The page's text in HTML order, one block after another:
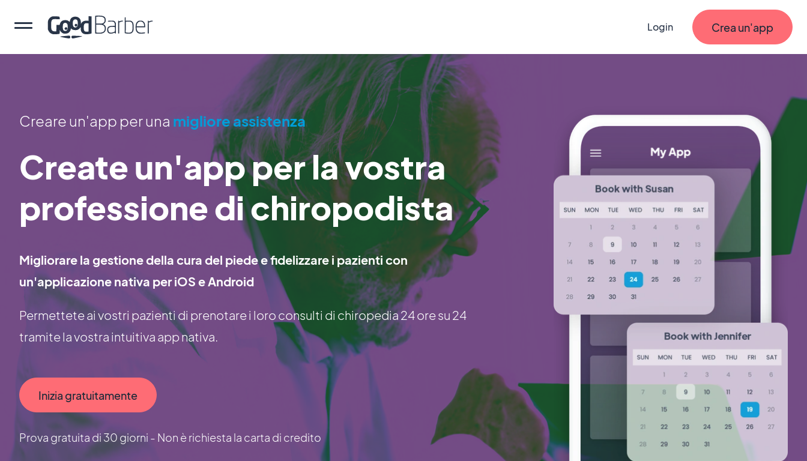
Login Crea un'app
Creare un'app per una migliore assistenza
Create un'app per la vostra
professione di chiropodista
Migliorare la gestione della cura del piede e fidelizzare i pazienti con
un'applicazione nativa per iOS e Android
Permettete ai vostri pazienti di prenotare i loro consulti di chiropedia 24 ore su 24
tramite la vostra intuitiva app nativa.
Inizia gratuitamente
Prova gratuita di 30 giorni - Non è richiesta la carta di credito